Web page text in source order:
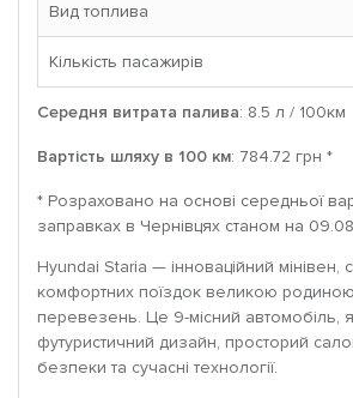
Вид топлива
Кількість пасажирів
Середня витрата палива: 8.5 л / 100км
Вартість шляху в 100 км: 784.72 грн *
* Розраховано на основі середньої
заправках в Чернівцях станом на
Hyundai Staria — інноваційний мінівен,
комфортних поїздок великою
перевезень. Це 9-місний автомобіль,
футуристичний дизайн, просторий
безпеки та сучасні технології.